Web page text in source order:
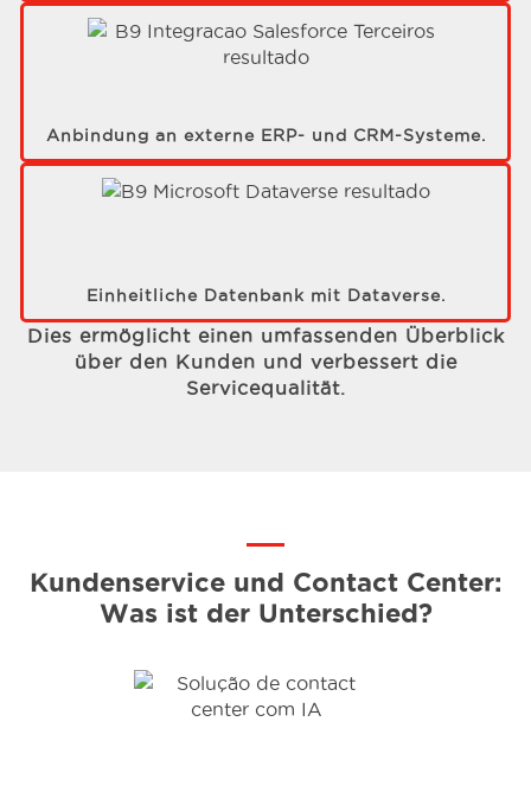
Anbindung an externe ERP- und CRM-Systeme.
Einheitliche Datenbank mit Dataverse.
Dies ermöglicht einen umfassenden Überblick
über den Kunden und verbessert die
Servicequalität.
Kundenservice und Contact Center:
Was ist der Unterschied?